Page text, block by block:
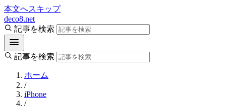
本文へスキップ
deco8.net
記事を検索
記事を検索
ホーム
/
iPhone
/